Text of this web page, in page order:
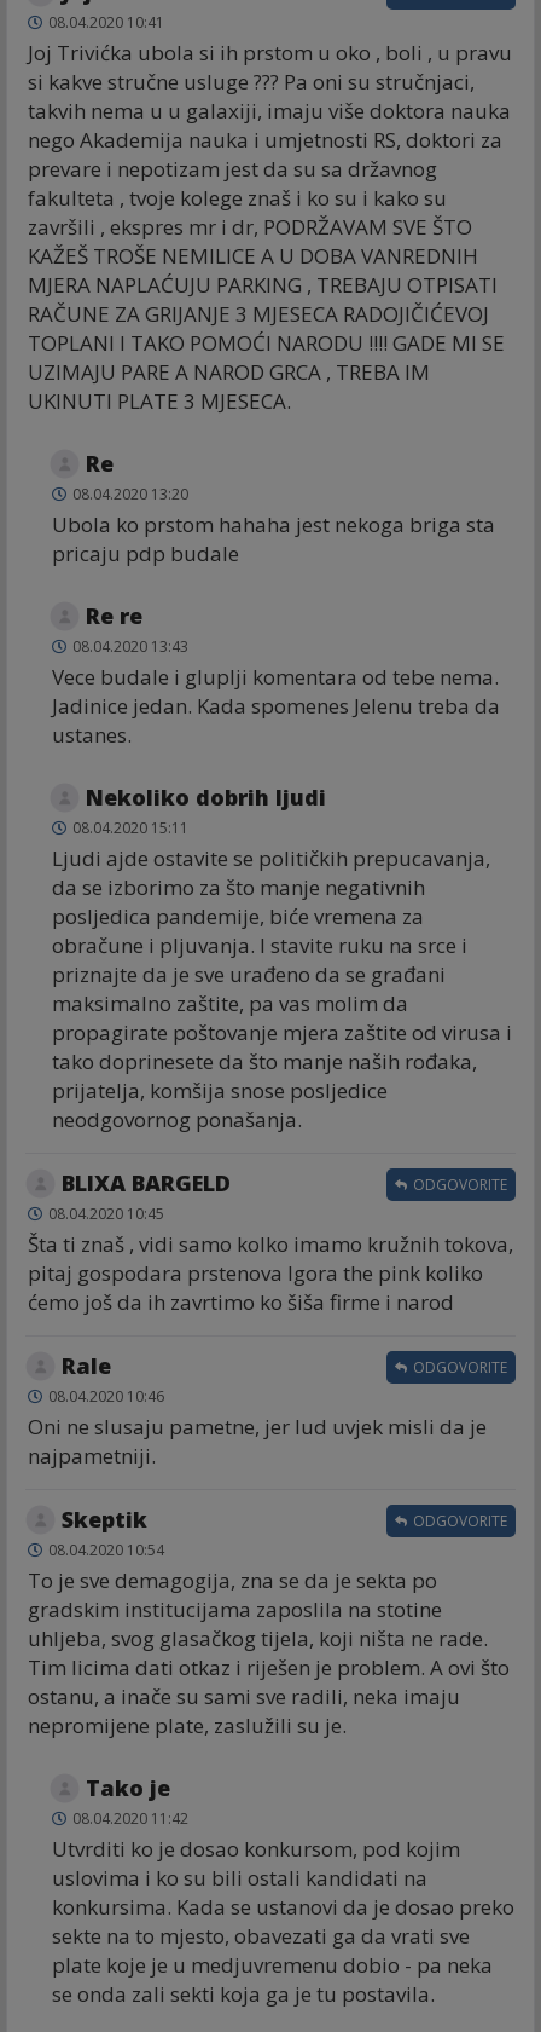
08.04.2020 10:41
Joj Trivićka ubola si ih prstom u oko , boli , u pravu
si kakve stručne usluge ??? Pa oni su stručnjaci,
takvih nema u u galaxiji, imaju više doktora nauka
nego Akademija nauka i umjetnosti RS, doktori za
prevare i nepotizam jest da su sa državnog
fakulteta , tvoje kolege znaš i ko su i kako su
završili , ekspres mr i dr, PODRŽAVAM SVE ŠTO
KAŽEŠ TROŠE NEMILICE A U DOBA VANREDNIH
MJERA NAPLAĆUJU PARKING , TREBAJU OTPISATI
RAČUNE ZA GRIJANJE 3 MJESECA RADOJIČIĆEVOJ
TOPLANI I TAKO POMOĆI NARODU !!!! GADE MI SE
UZIMAJU PARE A NAROD GRCA , TREBA IM
UKINUTI PLATE 3 MJESECA.
Re
08.04.2020 13:20
Ubola ko prstom hahaha jest nekoga briga sta
pricaju pdp budale
Re re
08.04.2020 13:43
Vece budale i gluplji komentara od tebe nema.
Jadinice jedan. Kada spomenes Jelenu treba da
ustanes.
Nekoliko dobrih ljudi
08.04.2020 15:11
Ljudi ajde ostavite se političkih prepucavanja,
da se izborimo za što manje negativnih
posljedica pandemije, biće vremena za
obračune i pljuvanja. I stavite ruku na srce i
priznajte da je sve urađeno da se građani
maksimalno zaštite, pa vas molim da
propagirate poštovanje mjera zaštite od virusa i
tako doprinesete da što manje naših rođaka,
prijatelja, komšija snose posljedice
neodgovornog ponašanja.
BLIXA BARGELD
08.04.2020 10:45
Šta ti znaš , vidi samo kolko imamo kružnih tokova,
pitaj gospodara prstenova Igora the pink koliko
ćemo još da ih zavrtimo ko šiša firme i narod
ODGOVORITE
Rale
08.04.2020 10:46
Oni ne slusaju pametne, jer lud uvjek misli da je
najpametniji.
ODGOVORITE
Skeptik
08.04.2020 10:54
To je sve demagogija, zna se da je sekta po
gradskim institucijama zaposlila na stotine
uhljeba, svog glasačkog tijela, koji ništa ne rade.
Tim licima dati otkaz i riješen je problem. A ovi što
ostanu, a inače su sami sve radili, neka imaju
nepromijene plate, zaslužili su je.
ODGOVORITE
Tako je
08.04.2020 11:42
Utvrditi ko je dosao konkursom, pod kojim
uslovima i ko su bili ostali kandidati na
konkursima. Kada se ustanovi da je dosao preko
sekte na to mjesto, obavezati ga da vrati sve
plate koje je u medjuvremenu dobio - pa neka
se onda zali sekti koja ga je tu postavila.